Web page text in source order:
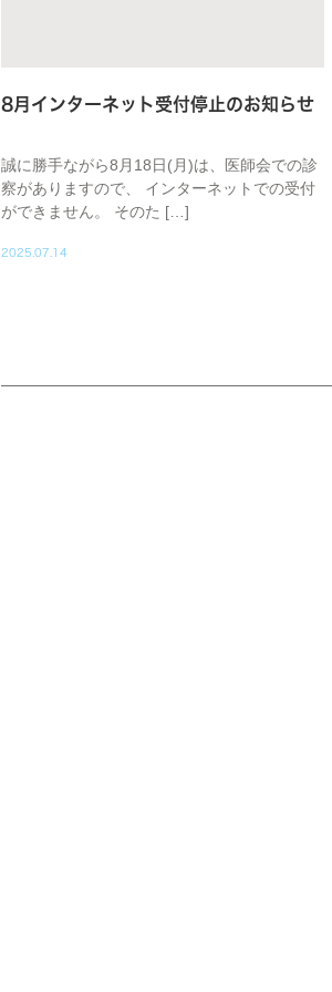
8月インターネット受付停止のお知らせ
誠に勝手ながら8月18日(月)は、医師会での診
察がありますので、 インターネットでの受付
ができません。 そのた […]
2025.07.14